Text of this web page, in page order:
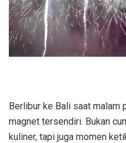
Berlibur ke Bali saat malam
magnet tersendiri. Bukan
kuliner, tapi juga momen